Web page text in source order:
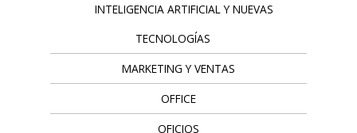
INTELIGENCIA ARTIFICIAL Y NUEVAS
TECNOLOGÍAS
MARKETING Y VENTAS
OFFICE
OFICIOS